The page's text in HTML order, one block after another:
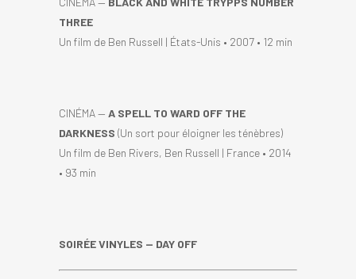
THREE
Un film de Ben Russell | États-Unis • 2007 • 12 min
CINÉMA — A SPELL TO WARD OFF THE
DARKNESS (Un sort pour éloigner les ténèbres)
Un film de Ben Rivers, Ben Russell | France • 2014
• 93 min
SOIRÉE VINYLES — DAY OFF